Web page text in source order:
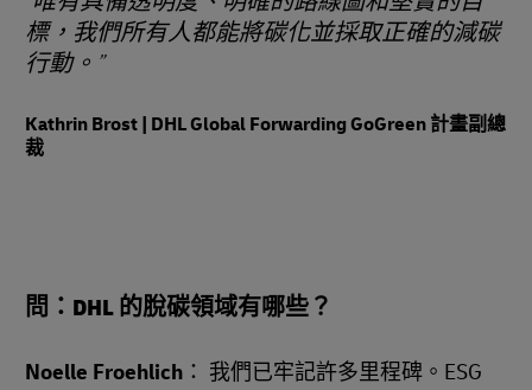
標，我們所有人都能將碳化並採取正確的減碳
行動。
Kathrin Brost | DHL Global Forwarding GoGreen 計畫副總
裁
問：DHL 的脫碳領域有哪些？
Noelle Froehlich ： 我們已牢記許多里程碑。ESG